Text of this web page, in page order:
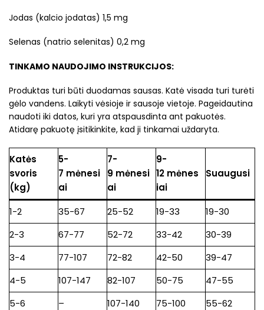
Jodas (kalcio jodatas) 1,5 mg
Selenas (natrio selenitas) 0,2 mg
TINKAMO NAUDOJIMO INSTRUKCIJOS:
Produktas turi būti duodamas sausas. Katė visada turi turėti
gėlo vandens. Laikyti vėsioje ir sausoje vietoje. Pageidautina
naudoti iki datos, kuri yra atspausdinta ant pakuotės.
Atidarę pakuotę įsitikinkite, kad ji tinkamai uždaryta.
Katės
svoris
(kg)
5-
7 mėnesi
ai
7-
9 mėnesi
ai
9-
12 mėnes
iai
Suaugusi
1-2 35-67 25-52 19-33
19-30
2-3
67-77 52-72 33-42
30-39
3-4
77-107 72-82 42-50
39-47
4-5
107-147 82-107 50-75
47-55
5-6
– 107-140 75-100
55-62